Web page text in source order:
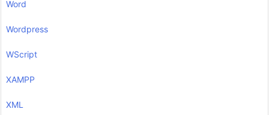
Word
Wordpress
WScript
XAMPP
XML